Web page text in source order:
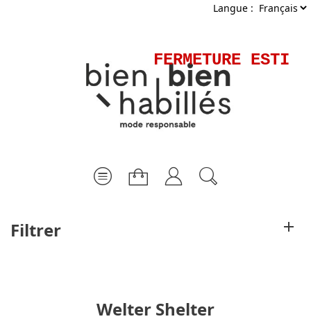
Langue :
FERMETURE
Filtrer
Welter Shelter